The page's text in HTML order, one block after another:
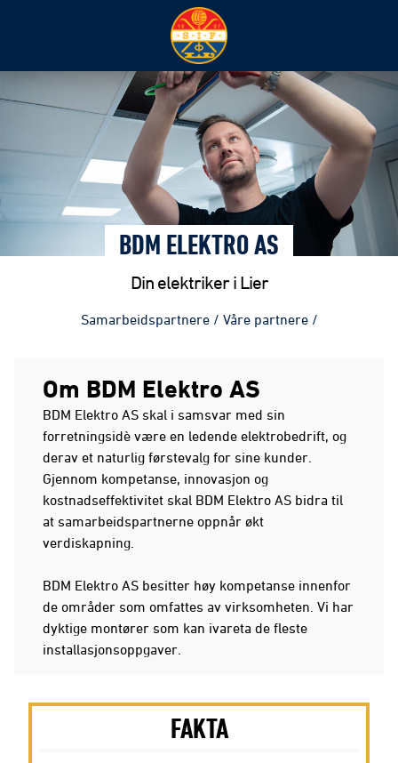
BDM ELEKTRO AS
Din elektriker i Lier
Samarbeidspartnere / Våre partnere /
Om BDM Elektro AS
BDM Elektro AS skal i samsvar med sin
forretningsidè være en ledende elektrobedrift, og
derav et naturlig førstevalg for sine kunder.
Gjennom kompetanse, innovasjon og
kostnadseffektivitet skal BDM Elektro AS bidra til
at samarbeidspartnerne oppnår økt
verdiskapning.
BDM Elektro AS besitter høy kompetanse innenfor
de områder som omfattes av virksomheten. Vi har
dyktige montører som kan ivareta de fleste
installasjonsoppgaver.
FAKTA